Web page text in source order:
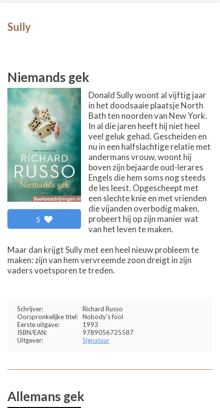
Sully
Niemands gek
5
Donald Sully woont al vijftig jaar
in het doodsaaie plaatsje North
Bath ten noorden van New York.
In al die jaren heeft hij niet heel
veel geluk gehad. Gescheiden en
nu in een halfslachtige relatie met
andermans vrouw, woont hij
boven zijn bejaarde oud-lerares
Engels die hem soms nog steeds
de les leest. Opgescheept met
een slechte knie en met vrienden
die vijanden overbodig maken,
probeert hij op zijn manier wat
van het leven te maken.
Maar dan krijgt Sully met een heel nieuw probleem te
maken: zijn van hem vervreemde zoon dreigt in zijn
vaders voetsporen te treden.
Schrijver:
Richard Russo
Oorspronkelijke titel: Nobody's fool
Eerste uitgave:
1993
ISBN/EAN:
9789056725587
Uitgever:
Signatuur
Allemans gek